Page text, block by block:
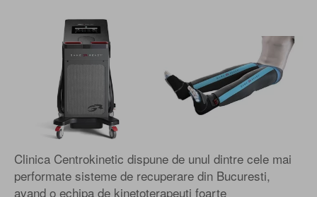
Clinica Centrokinetic dispune de unul dintre cele mai
performate sisteme de recuperare din Bucuresti,
avand o echipa de kinetoterapeuti foarte